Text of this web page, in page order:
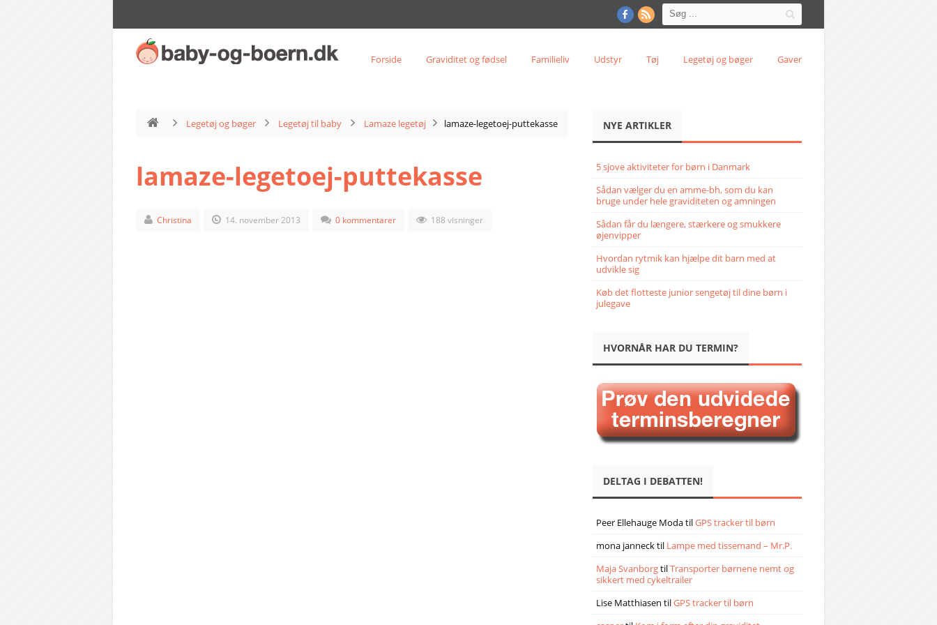
Forside Graviditet og fødsel Familieliv Udstyr Tøj Legetøj og bøger Gaver
Legetøj og bøger Legetøj til baby Lamaze legetøj lamaze-legetoej-puttekasse
lamaze-legetoej-puttekasse
Christina 14. november 2013 0 kommentarer 188 visninger
NYE ARTIKLER
5 sjove aktiviteter for børn i Danmark
Sådan vælger du en amme-bh, som du kan
bruge under hele graviditeten og amningen
Sådan får du længere, stærkere og smukkere
øjenvipper
Hvordan rytmik kan hjælpe dit barn med at
udvikle sig
Køb det flotteste junior sengetøj til dine børn i
julegave
HVORNÅR HAR DU TERMIN?
DELTAG I DEBATTEN!
Peer Ellehauge ModatilGPS tracker til børn
mona jannecktil Lampe med tissemand – Mr.P.
Maja SvanborgtilTransporter børnene nemt og
sikkert med cykeltrailer
Lise Matthiasen tilGPS tracker til børn